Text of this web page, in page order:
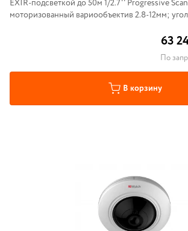
EXIR-подсветкой до 50м 1/2.7'' Progressive
моторизованный вариообъектив 2.8-12мм;
63
По
В корзину